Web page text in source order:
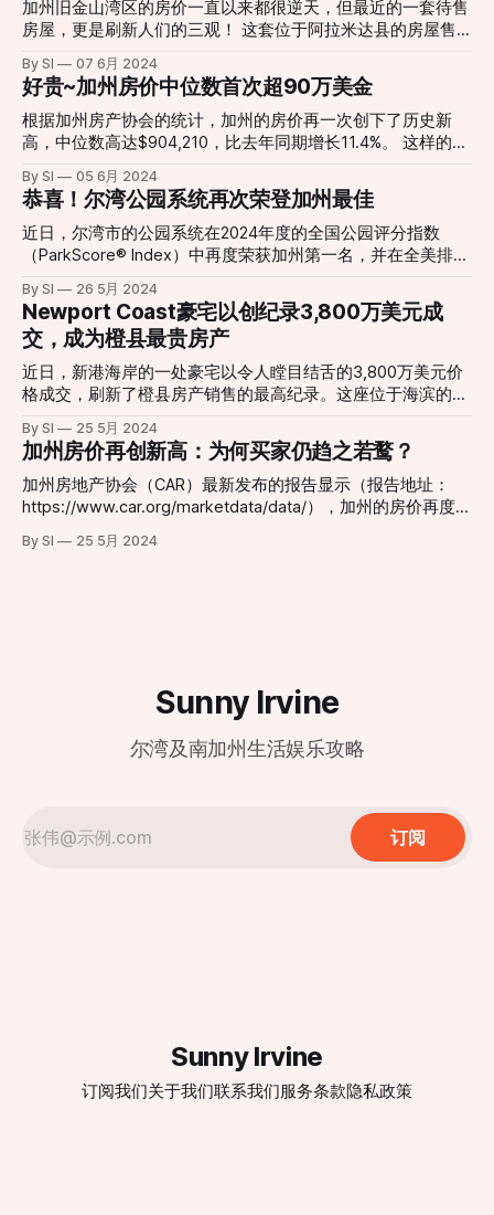
配备厨房、媒体休息室、计算机中心和游乐设施。 ❤️ 申请要
50%或60%，例如在尔湾，四口之家的收入上限为$78,900。
具体收入限制可以查询官网。 2. 法律身份 申请者须是美国公
民或合法移民，拥有有效社安号SSN或个人纳税识别号码
ITIN。 3. 背景检查 申请者不得有公共住房或Section 8住房的
驱逐记录，不得有任何与毒品相关的重罪记录或性犯罪记录。
❤️ 租金范围 这些单元的租金也基于中位收入的百分比，并根
据单元类型而有所不同： • 一居室公寓的租金范围为$726至
$1,533。 • 两居室公寓的租金范围为$8
加州旧金山湾区的房价一直以来都很逆天，但最近的一套待售
房屋，更是刷新人们的三观！ 这套位于阿拉米达县的房屋售
面。 图片来源：Zillow 这套房屋2023年时以10万美元的价格
卖给了现任房主。房主表示，买家购买以后可以申请重新建
造，一旦建造好变回成为这个高档住宅区中非常美丽的风景
线，不过能不能拿到建筑许可证暂未可知。 A $400K San
it’s underwaterThe listing calls on buyers to “come create
and build a slice of heaven where the backyard is an aquatic
oasis of
By SI 07 6月 2024
好贵~加州房价中位数首次超90万美金
根据加州房产协会的统计，加州的房价再一次创下了历史新
高，中位数高达$904,210，比去年同期增长11.4%。 这样的情
7.02%，比大流行期间高了2倍多，但就算是这样的高利率，依
然阻挡不了房价的上涨。如果价格持续以每年11%的速度增
长，到2025年，加州的房价中位数将攀升至100万美元以上。
专家表示，导致这一情况的最大原因是供需不平衡，由于严格
的增长，特别在一些大城市，人口不断增加，进一步推高了房
价。 其中，洛杉矶县、河滨县、圣贝纳迪诺县、文图拉县和
圣地亚哥县的房价已经连续数月上涨，橙县是唯一一个出现下
降的县。 所以，你会在今年买房吗？ In a first, most
California houses sell for over $900,000The median price
for a single-family house
By SI 05 6月 2024
恭喜！尔湾公园系统再次荣登加州最佳
近日，尔湾市的公园系统在2024年度的全国公园评分指数
（ParkScore® Index）中再度荣获加州第一名，并在全美排名
Public Land）发布，该指数是比较美国前100个最大城市公园
系统的国家级金标准。 尔湾市在多个方面表现出色，包括公
园的可达性、面积、投资和设施。尔湾市的93%居民居住在距
离公园步行10分钟路程的区域内。 尔湾市长法拉·N·汗
（Farrah N. Khan）对此表示：“我们非常高兴连续第二年被评
为加州公园系统的第一名。这一成就归功于我们在公园系统上
的巨大投资和对公平与可达性的承诺，使尔湾成为一个宜居、
宜业、宜玩的城市。” 此外，尔湾市在每年的人均公园投资上
也取得了完美分数，年人均花费达643美元，远高于全国平均
水平。这些资金用于维护和发展市内的各类公园设施，包括篮
球场、运动场和社区活动中心。 这一成就不仅提升了城市的
生活质量，还增强了社区的凝聚力和居民的健康。研究显示，
By SI 26 5月 2024
Newport Coast豪宅以创纪录3,800万美元成
交，成为橙县最贵房产
近日，新港海岸的一处豪宅以令人瞠目结舌的3,800万美元价
格成交，刷新了橙县房产销售的最高纪录。这座位于海滨的奢
其精致的设计和顶级的设施成为市场上的焦点。 OC mansion
sells for $38 millionA home in Newport Coast became the
most expensive house sold in Orange County with a
monster price tag of $38 million.FOX 11 Los Angeles 据悉，
的户外活动空间，完美契合了高端买家的需求。除了奢华的内
By SI 25 5月 2024
加州房价再创新高：为何买家仍趋之若鹜？
加州房地产协会（CAR）最新发布的报告显示（报告地址：
https://www.car.org/marketdata/data/），加州的房价再度攀
美元，达到90万4210美元，比三月份增加了5.8%，较去年同
2.7%，比去年同期增加了12.6%。不仅如此，今年四月份的独
了3%，比去年同期增长了4.4%。 报告指出，高端房产市场表
By SI 25 5月 2024
Sunny Irvine
尔湾及南加州生活娱乐攻略
订阅
Sunny Irvine
订阅我们关于我们联系我们服务条款隐私政策